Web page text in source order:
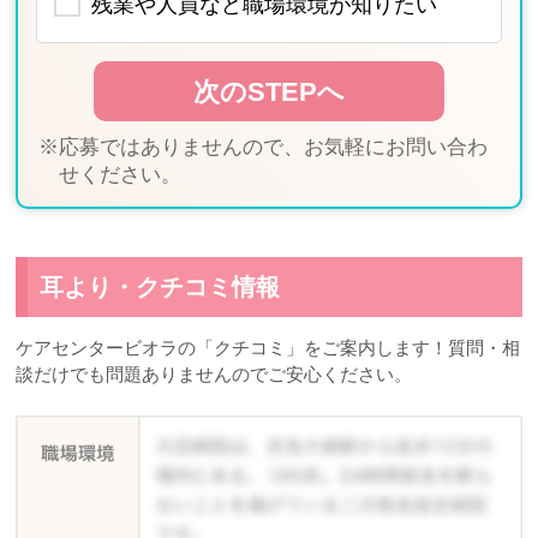
※応募ではありませんので、お気軽にお問い合わ
せください。
耳より・クチコミ情報
ケアセンタービオラの「クチコミ」をご案内します！質問・相
談だけでも問題ありませんのでご安心ください。